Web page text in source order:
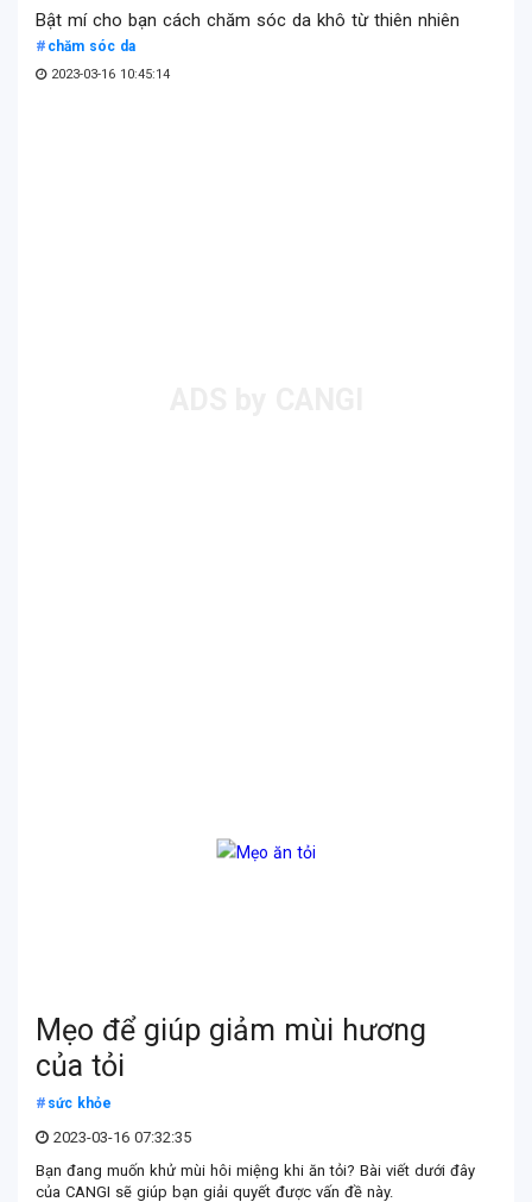
Bật mí cho bạn cách chăm sóc da khô từ thiên nhiên
chăm sóc da
2023-03-16 10:45:14
Mẹo để giúp giảm mùi hương
của tỏi
sức khỏe
2023-03-16 07:32:35
Bạn đang muốn khử mùi hôi miệng khi ăn tỏi? Bài viết dưới đây
của CANGI sẽ giúp bạn giải quyết được vấn đề này.